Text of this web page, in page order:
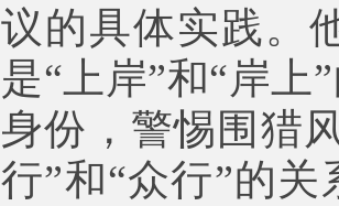
议的具体实践。
是“上岸”和“岸上
身份，警惕围猎
行”和“众行”的